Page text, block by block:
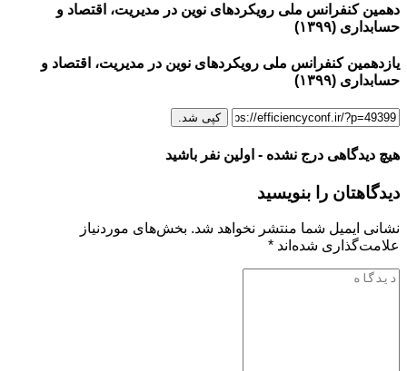
دهمین کنفرانس ملی رویکردهای نوین در مدیریت، اقتصاد و
حسابداری (۱۳۹۹)
یازدهمین کنفرانس ملی رویکردهای نوین در مدیریت، اقتصاد و
حسابداری (۱۳۹۹)
کپی شد.
هیچ دیدگاهی درج نشده - اولین نفر باشید
دیدگاهتان را بنویسید
نشانی ایمیل شما منتشر نخواهد شد. بخش‌های موردنیاز
علامت‌گذاری شده‌اند *